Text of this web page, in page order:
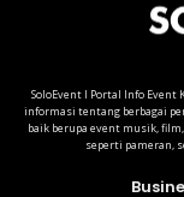
SoloEvent I Portal Info Event
informasi tentang berbagai
baik berupa event musik,
seperti pameran,